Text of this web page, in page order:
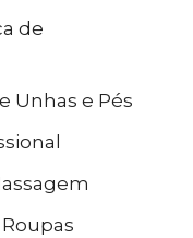
de
Unhas e Pés